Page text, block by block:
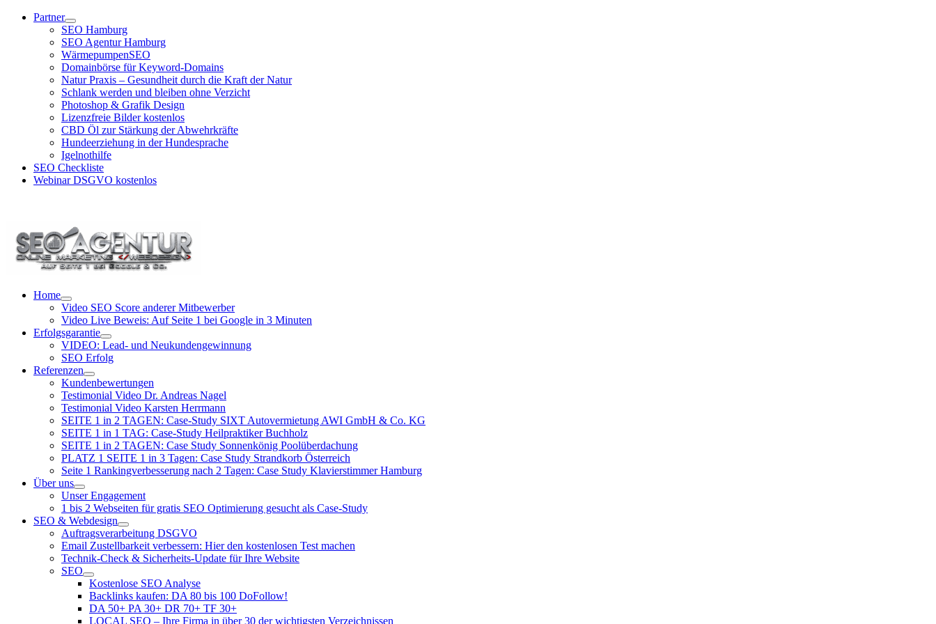
Zum
Partner
SEO Hamburg
SEO Agentur Hamburg
WärmepumpenSEO
Domainbörse für Keyword-Domains
Natur Praxis – Gesundheit durch die Kraft der Natur
Schlank werden und bleiben ohne Verzicht
Photoshop & Grafik Design
Lizenzfreie Bilder kostenlos
CBD Öl zur Stärkung der Abwehrkräfte
Hundeerziehung in der Hundesprache
Igelnothilfe
SEO Checkliste
Webinar DSGVO kostenlos
Home
Video SEO Score anderer Mitbewerber
Video Live Beweis: Auf Seite 1 bei Google in 3 Minuten
Erfolgsgarantie
VIDEO: Lead- und Neukundengewinnung
SEO Erfolg
Referenzen
Kundenbewertungen
Testimonial Video Dr. Andreas Nagel
Testimonial Video Karsten Herrmann
SEITE 1 in 2 TAGEN: Case-Study SIXT Autovermietung AWI GmbH & Co. KG
SEITE 1 in 1 TAG: Case-Study Heilpraktiker Buchholz
SEITE 1 in 2 TAGEN: Case Study Sonnenkönig Poolüberdachung
PLATZ 1 SEITE 1 in 3 Tagen: Case Study Strandkorb Österreich
Seite 1 Rankingverbesserung nach 2 Tagen: Case Study Klavierstimmer Hamburg
Über uns
Unser Engagement
1 bis 2 Webseiten für gratis SEO Optimierung gesucht als Case-Study
SEO & Webdesign
Auftragsverarbeitung DSGVO
Email Zustellbarkeit verbessern: Hier den kostenlosen Test machen
Technik-Check & Sicherheits-Update für Ihre Website
SEO
Kostenlose SEO Analyse
Backlinks kaufen: DA 80 bis 100 DoFollow!
DA 50+ PA 30+ DR 70+ TF 30+
LOCAL SEO – Ihre Firma in über 30 der wichtigsten Verzeichnissen